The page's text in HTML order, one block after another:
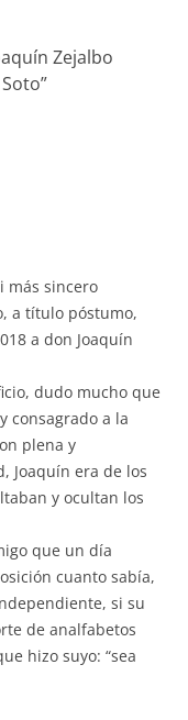
Zejalbo
”
más sincero
a título póstumo,
a don Joaquín
dudo mucho que
consagrado a la
plena y
Joaquín era de los
y ocultan los
que un día
cuanto sabía,
si su
de analfabetos
hizo suyo: “sea